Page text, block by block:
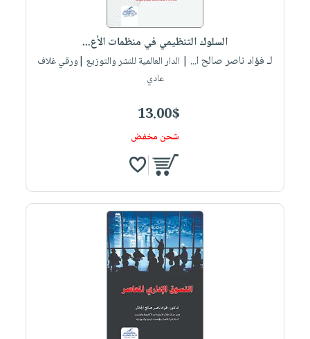
السلوك التنظيمي في منظمات الأع...
لـ فؤاد ناصر صالح ا... | الدار العالمية للنشر والتوزيع |ورقي غلاف
عادي
13.00$
شحن مخفض